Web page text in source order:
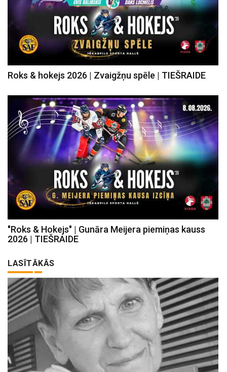
Roks & hokejs 2026 | Zvaigžņu spēle | TIEŠRAIDE
"Roks & Hokejs" | Gunāra Meijera piemiņas kauss
2026 | TIEŠRAIDE
LASĪTĀKĀS